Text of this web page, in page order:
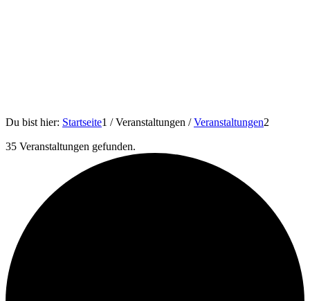
Du bist hier: Startseite1 / Veranstaltungen / Veranstaltungen2
35 Veranstaltungen gefunden.